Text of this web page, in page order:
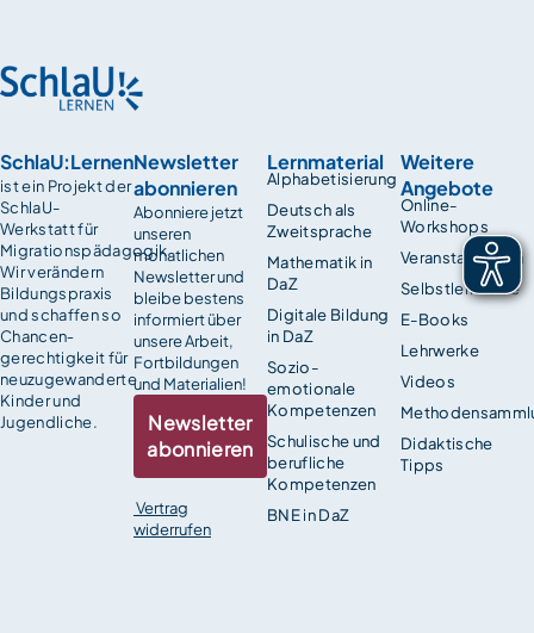
SchlaU:Lernen
ist ein Projekt der
SchlaU-
Werkstatt für
Migrationspädagogik.
Wir verändern
Bildungspraxis
und schaffen so
Chancen­
gerechtigkeit für
neuzugewanderte
Kinder und
Jugendliche.
Lernmaterial
Alphabetisierung
Deutsch als
Zweitsprache
Mathematik in
DaZ
Digitale Bildung
in DaZ
Sozio-
emotionale
Kompetenzen
Schulische und
berufliche
Kompetenzen
BNE in DaZ
Weitere
Angebote
Online-
Workshops
Veranstaltungen
Selbstlernkurse
E-Books
Lehrwerke
Videos
Didaktische
Tipps
Newsletter
abonnieren
Abonniere jetzt
unseren
monatlichen
Newsletter und
bleibe bestens
informiert über
unsere Arbeit,
Fortbildungen
und Materialien!
Newsletter
abonnieren
Vertrag
widerrufen